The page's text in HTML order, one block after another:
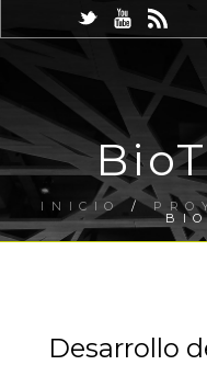
INICIO/
Desarrollo